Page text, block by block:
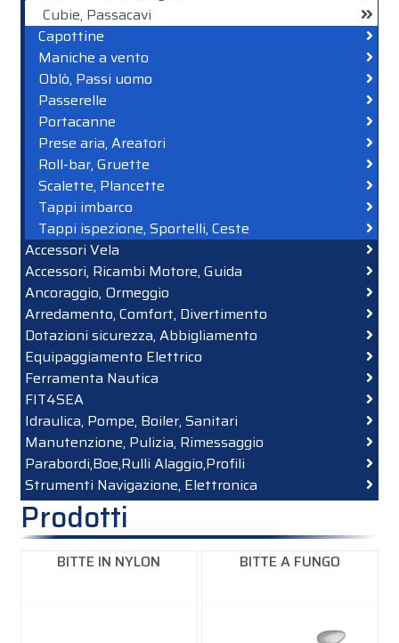
Cubie, Passacavi
Capottine
Maniche a vento
Oblò, Passi uomo
Passerelle
Portacanne
Prese aria, Areatori
Roll-bar, Gruette
Scalette, Plancette
Tappi imbarco
Tappi ispezione, Sportelli, Ceste
Accessori Vela
Accessori, Ricambi Motore, Guida
Ancoraggio, Ormeggio
Arredamento, Comfort, Divertimento
Dotazioni sicurezza, Abbigliamento
Equipaggiamento Elettrico
Ferramenta Nautica
FIT4SEA
Idraulica, Pompe, Boiler, Sanitari
Manutenzione, Pulizia, Rimessaggio
Parabordi,Boe,Rulli Alaggio,Profili
Strumenti Navigazione, Elettronica
Prodotti
BITTE IN NYLON BITTE A FUNGO